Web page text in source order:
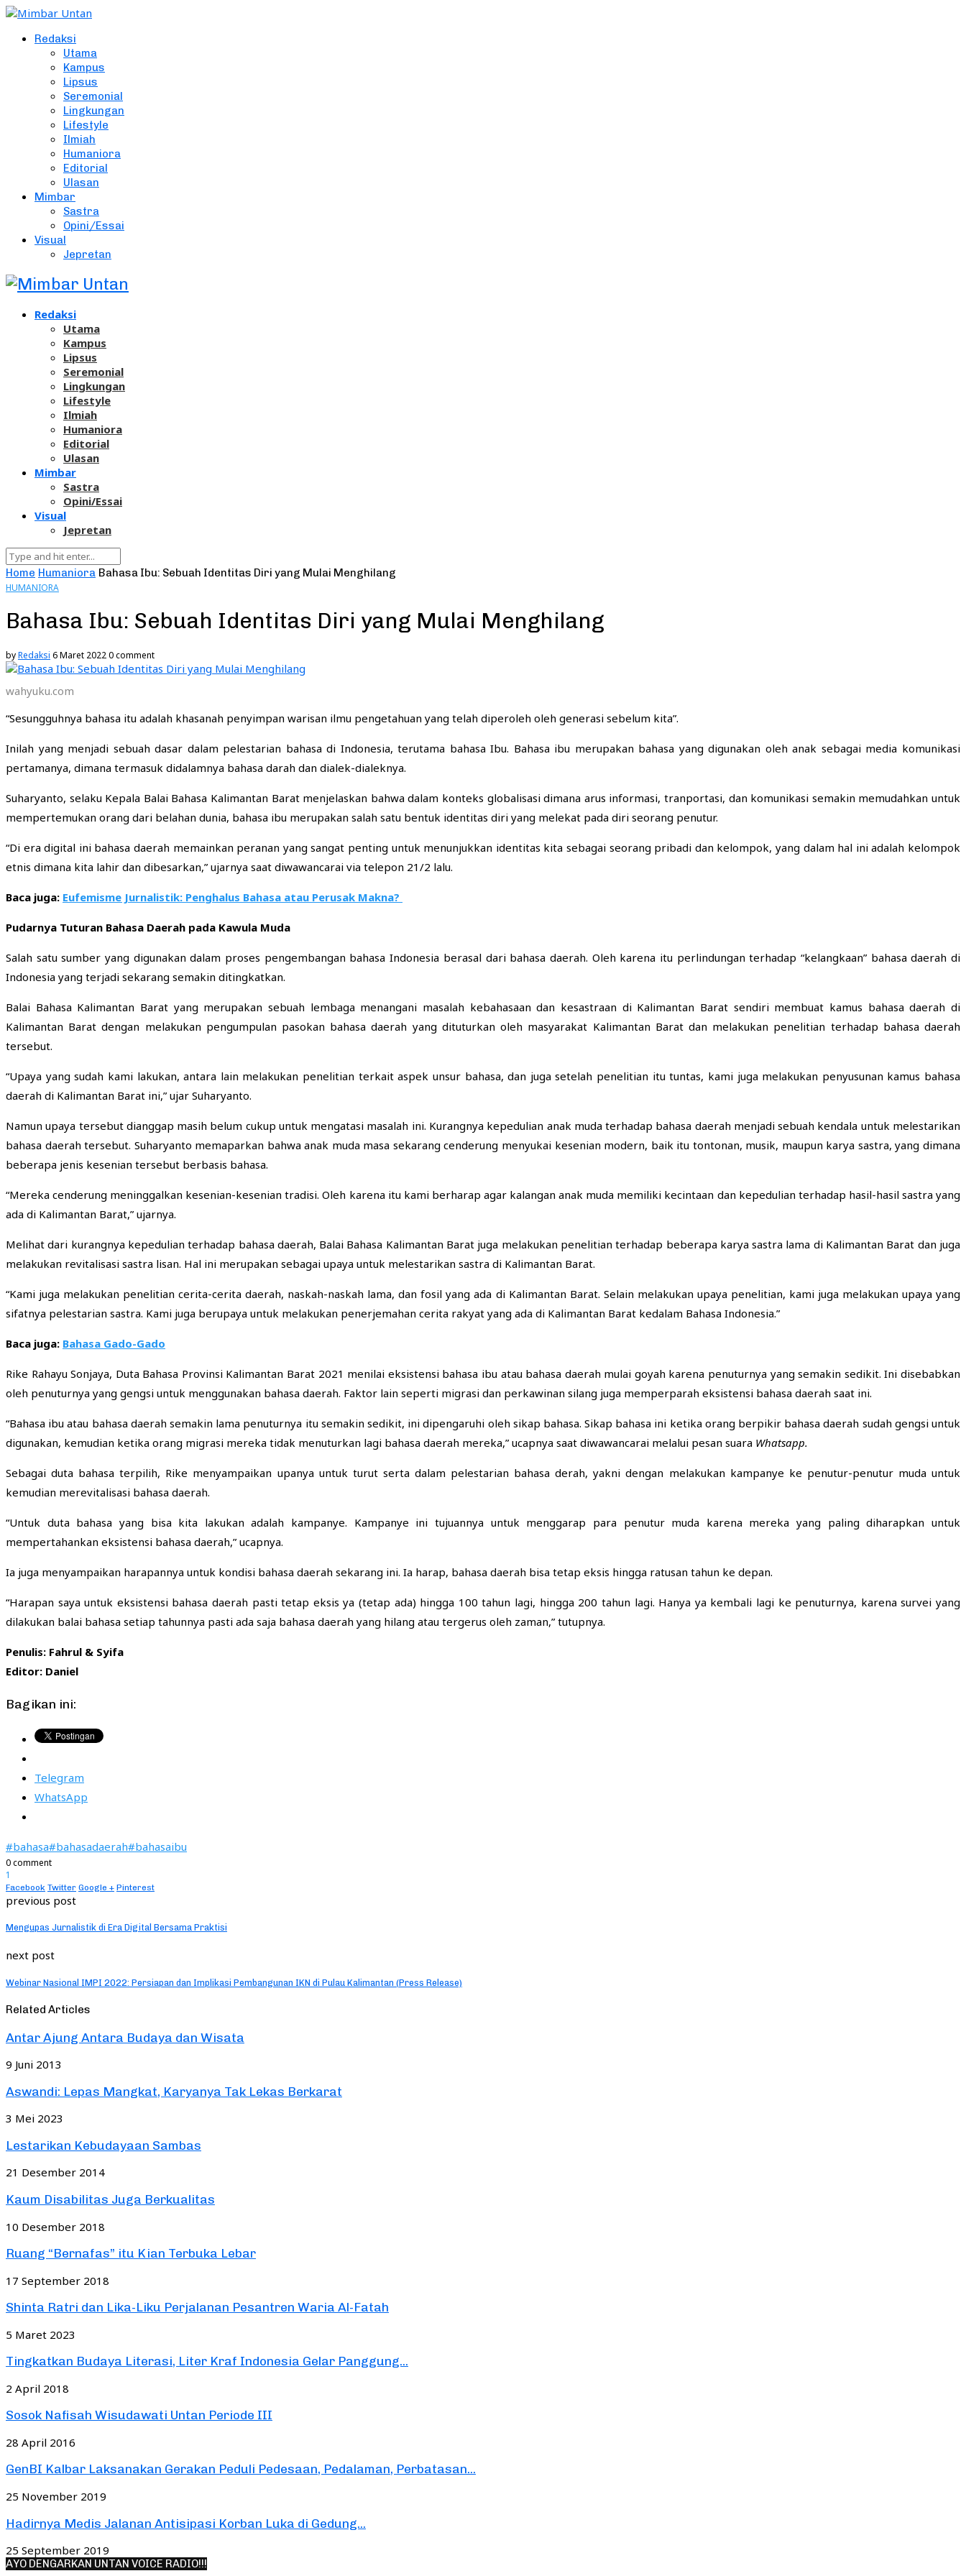
Redaksi
Utama
Kampus
Lipsus
Seremonial
Lingkungan
Lifestyle
Ilmiah
Humaniora
Editorial
Ulasan
Mimbar
Sastra
Opini/Essai
Visual
Jepretan
Redaksi
Utama
Kampus
Lipsus
Seremonial
Lingkungan
Lifestyle
Ilmiah
Humaniora
Editorial
Ulasan
Mimbar
Sastra
Opini/Essai
Visual
Jepretan
Home Humaniora Bahasa Ibu: Sebuah Identitas Diri yang Mulai Menghilang
HUMANIORA
Bahasa Ibu: Sebuah Identitas Diri yang Mulai Menghilang
byRedaksi 6 Maret 20220 comment
wahyuku.com
“Sesungguhnya bahasa itu adalah khasanah penyimpan warisan ilmu pengetahuan yang telah diperoleh oleh generasi sebelum kita”.
Inilah yang menjadi sebuah dasar dalam pelestarian bahasa di Indonesia, terutama bahasa Ibu. Bahasa ibu merupakan bahasa yang digunakan oleh anak sebagai media komunikasi
pertamanya, dimana termasuk didalamnya bahasa darah dan dialek-dialeknya.
Suharyanto, selaku Kepala Balai Bahasa Kalimantan Barat menjelaskan bahwa dalam konteks globalisasi dimana arus informasi, tranportasi, dan komunikasi semakin memudahkan untuk
mempertemukan orang dari belahan dunia, bahasa ibu merupakan salah satu bentuk identitas diri yang melekat pada diri seorang penutur.
“Di era digital ini bahasa daerah memainkan peranan yang sangat penting untuk menunjukkan identitas kita sebagai seorang pribadi dan kelompok, yang dalam hal ini adalah kelompok
etnis dimana kita lahir dan dibesarkan,” ujarnya saat diwawancarai via telepon 21/2 lalu.
Baca juga: Eufemisme Jurnalistik: Penghalus Bahasa atau Perusak Makna?
Pudarnya Tuturan Bahasa Daerah pada Kawula Muda
Salah satu sumber yang digunakan dalam proses pengembangan bahasa Indonesia berasal dari bahasa daerah. Oleh karena itu perlindungan terhadap “kelangkaan” bahasa daerah di
Indonesia yang terjadi sekarang semakin ditingkatkan.
Balai Bahasa Kalimantan Barat yang merupakan sebuah lembaga menangani masalah kebahasaan dan kesastraan di Kalimantan Barat sendiri membuat kamus bahasa daerah di
Kalimantan Barat dengan melakukan pengumpulan pasokan bahasa daerah yang dituturkan oleh masyarakat Kalimantan Barat dan melakukan penelitian terhadap bahasa daerah
tersebut.
“Upaya yang sudah kami lakukan, antara lain melakukan penelitian terkait aspek unsur bahasa, dan juga setelah penelitian itu tuntas, kami juga melakukan penyusunan kamus bahasa
daerah di Kalimantan Barat ini,” ujar Suharyanto.
Namun upaya tersebut dianggap masih belum cukup untuk mengatasi masalah ini. Kurangnya kepedulian anak muda terhadap bahasa daerah menjadi sebuah kendala untuk melestarikan
bahasa daerah tersebut. Suharyanto memaparkan bahwa anak muda masa sekarang cenderung menyukai kesenian modern, baik itu tontonan, musik, maupun karya sastra, yang dimana
beberapa jenis kesenian tersebut berbasis bahasa.
“Mereka cenderung meninggalkan kesenian-kesenian tradisi. Oleh karena itu kami berharap agar kalangan anak muda memiliki kecintaan dan kepedulian terhadap hasil-hasil sastra yang
ada di Kalimantan Barat,” ujarnya.
Melihat dari kurangnya kepedulian terhadap bahasa daerah, Balai Bahasa Kalimantan Barat juga melakukan penelitian terhadap beberapa karya sastra lama di Kalimantan Barat dan juga
melakukan revitalisasi sastra lisan. Hal ini merupakan sebagai upaya untuk melestarikan sastra di Kalimantan Barat.
“Kami juga melakukan penelitian cerita-cerita daerah, naskah-naskah lama, dan fosil yang ada di Kalimantan Barat. Selain melakukan upaya penelitian, kami juga melakukan upaya yang
sifatnya pelestarian sastra. Kami juga berupaya untuk melakukan penerjemahan cerita rakyat yang ada di Kalimantan Barat kedalam Bahasa Indonesia.”
Baca juga: Bahasa Gado-Gado
Rike Rahayu Sonjaya, Duta Bahasa Provinsi Kalimantan Barat 2021 menilai eksistensi bahasa ibu atau bahasa daerah mulai goyah karena penuturnya yang semakin sedikit. Ini disebabkan
oleh penuturnya yang gengsi untuk menggunakan bahasa daerah. Faktor lain seperti migrasi dan perkawinan silang juga memperparah eksistensi bahasa daerah saat ini.
“Bahasa ibu atau bahasa daerah semakin lama penuturnya itu semakin sedikit, ini dipengaruhi oleh sikap bahasa. Sikap bahasa ini ketika orang berpikir bahasa daerah sudah gengsi untuk
digunakan, kemudian ketika orang migrasi mereka tidak menuturkan lagi bahasa daerah mereka,” ucapnya saat diwawancarai melalui pesan suara Whatsapp.
Sebagai duta bahasa terpilih, Rike menyampaikan upanya untuk turut serta dalam pelestarian bahasa derah, yakni dengan melakukan kampanye ke penutur-penutur muda untuk
kemudian merevitalisasi bahasa daerah.
“Untuk duta bahasa yang bisa kita lakukan adalah kampanye. Kampanye ini tujuannya untuk menggarap para penutur muda karena mereka yang paling diharapkan untuk
mempertahankan eksistensi bahasa daerah,” ucapnya.
Ia juga menyampaikan harapannya untuk kondisi bahasa daerah sekarang ini. Ia harap, bahasa daerah bisa tetap eksis hingga ratusan tahun ke depan.
“Harapan saya untuk eksistensi bahasa daerah pasti tetap eksis ya (tetap ada) hingga 100 tahun lagi, hingga 200 tahun lagi. Hanya ya kembali lagi ke penuturnya, karena survei yang
dilakukan balai bahasa setiap tahunnya pasti ada saja bahasa daerah yang hilang atau tergerus oleh zaman,” tutupnya.
Penulis: Fahrul & Syifa
Editor: Daniel
Bagikan ini:
Telegram
WhatsApp
#bahasa#bahasadaerah#bahasaibu
0 comment
1
Facebook Twitter Google + Pinterest
previous post
Mengupas Jurnalistik di Era Digital Bersama Praktisi
next post
Webinar Nasional IMPI 2022: Persiapan dan Implikasi Pembangunan IKN di Pulau Kalimantan (Press Release)
Related Articles
Antar Ajung Antara Budaya dan Wisata
9 Juni 2013
Aswandi: Lepas Mangkat, Karyanya Tak Lekas Berkarat
3 Mei 2023
Lestarikan Kebudayaan Sambas
21 Desember 2014
Kaum Disabilitas Juga Berkualitas
10 Desember 2018
Ruang “Bernafas” itu Kian Terbuka Lebar
17 September 2018
Shinta Ratri dan Lika-Liku Perjalanan Pesantren Waria Al-Fatah
5 Maret 2023
Tingkatkan Budaya Literasi, Liter Kraf Indonesia Gelar Panggung...
2 April 2018
Sosok Nafisah Wisudawati Untan Periode III
28 April 2016
GenBI Kalbar Laksanakan Gerakan Peduli Pedesaan, Pedalaman, Perbatasan...
25 November 2019
Hadirnya Medis Jalanan Antisipasi Korban Luka di Gedung...
25 September 2019
AYO DENGARKAN UNTAN VOICE RADIO!!!